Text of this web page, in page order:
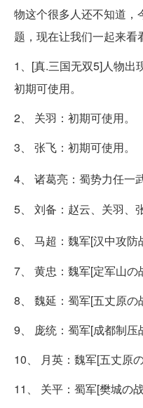
物这个很多人还不知道，
题，现在让我们一起来看
1、[真.三国无双5]人物出
初期可使用。
2、 关羽：初期可使用。
3、 张飞：初期可使用。
4、 诸葛亮：蜀势力任一
5、 刘备：赵云、关羽、
6、 马超：魏军[汉中攻防
7、 黄忠：魏军[定军山の
8、 魏延：蜀军[五丈原の
9、 庞统：蜀军[成都制压
10、 月英：魏军[五丈原
11、 关平：蜀军[樊城の